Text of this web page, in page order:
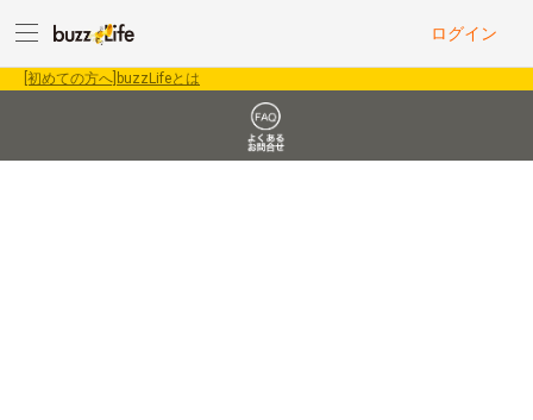
ログイン
[初めての方へ]buzzLifeとは